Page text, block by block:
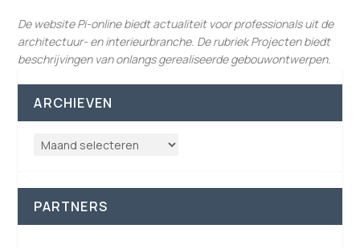
De website Pi-online biedt actualiteit voor professionals uit de
architectuur- en interieurbranche. De rubriek Projecten biedt
beschrijvingen van onlangs gerealiseerde gebouwontwerpen.
ARCHIEVEN
PARTNERS